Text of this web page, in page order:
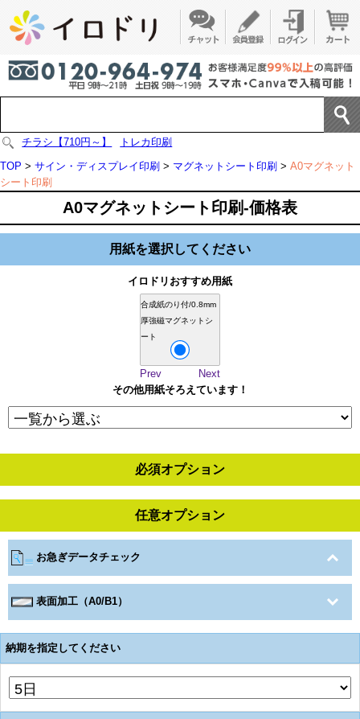
チラシ【710円～】
トレカ印刷
TOP > サイン・ディスプレイ印刷 > マグネットシート印刷 > A0マグネット
シート印刷
A0マグネットシート印刷-価格表
用紙を選択してください
イロドリおすすめ用紙
合成紙のり付/0.8mm
厚強磁マグネットシ
ート
Prev
Next
その他用紙そろえています！
必須オプション
任意オプション
お急ぎデータチェック
表面加工（A0/B1）
納期を指定してください